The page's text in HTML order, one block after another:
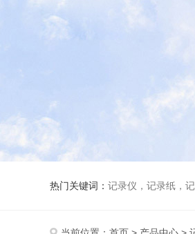
热门关键词： 记录仪，记录纸，